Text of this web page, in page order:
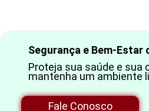
Segurança e Bem-Estar
Proteja sua saúde e sua
mantenha um ambiente
Fale Conosco